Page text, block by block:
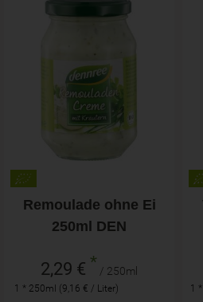
Remoulade ohne Ei
250ml DEN
2,29 € * / 250ml
1 * 250ml (9,16 € / Liter) 1